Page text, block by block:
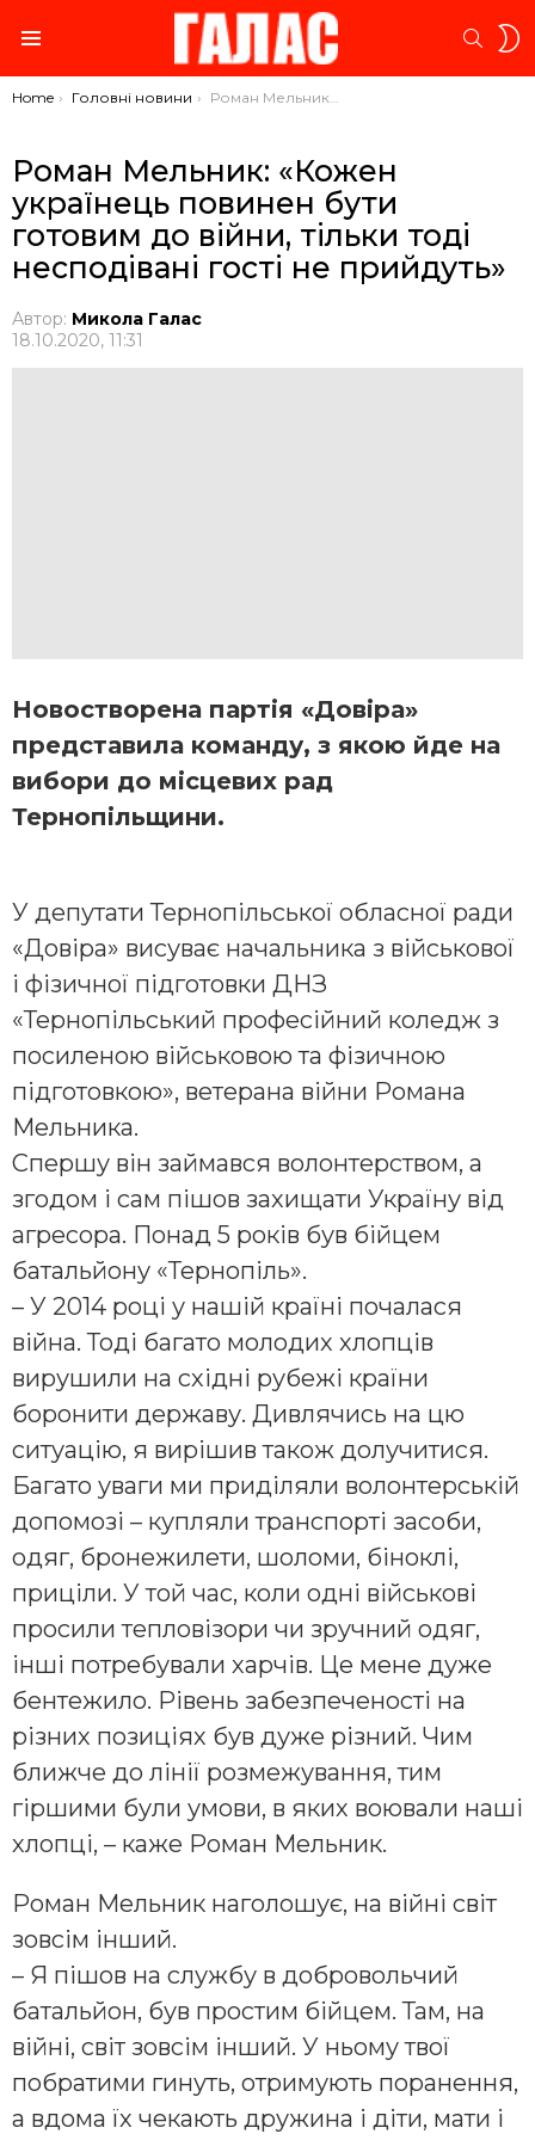
You are here:
Home Головні новини Роман Мельник: «Кожен українець повинен бути готовим до війни, тільки тоді несподівані гості не прийдуть»
Роман Мельник: «Кожен
українець повинен бути
готовим до війни, тільки тоді
несподівані гості не прийдуть»
Автор: Микола Галас
18.10.2020, 11:31
Новостворена партія «Довіра»
представила команду, з якою йде на
вибори до місцевих рад
Тернопільщини.
У депутати Тернопільської обласної ради
«Довіра» висуває начальника з військової
і фізичної підготовки ДНЗ
«Тернопільський професійний коледж з
посиленою військовою та фізичною
підготовкою», ветерана війни Романа
Мельника.
Спершу він займався волонтерством, а
згодом і сам пішов захищати Україну від
агресора. Понад 5 років був бійцем
батальйону «Тернопіль».
– У 2014 році у нашій країні почалася
війна. Тоді багато молодих хлопців
вирушили на східні рубежі країни
боронити державу. Дивлячись на цю
ситуацію, я вирішив також долучитися.
Багато уваги ми приділяли волонтерській
допомозі – купляли транспорті засоби,
одяг, бронежилети, шоломи, біноклі,
приціли. У той час, коли одні військові
просили тепловізори чи зручний одяг,
інші потребували харчів. Це мене дуже
бентежило. Рівень забезпеченості на
різних позиціях був дуже різний. Чим
ближче до лінії розмежування, тим
гіршими були умови, в яких воювали наші
хлопці, – каже Роман Мельник.
Роман Мельник наголошує, на війні світ
зовсім інший.
– Я пішов на службу в добровольчий
батальйон, був простим бійцем. Там, на
війні, світ зовсім інший. У ньому твої
побратими гинуть, отримують поранення,
а вдома їх чекають дружина і діти, мати і